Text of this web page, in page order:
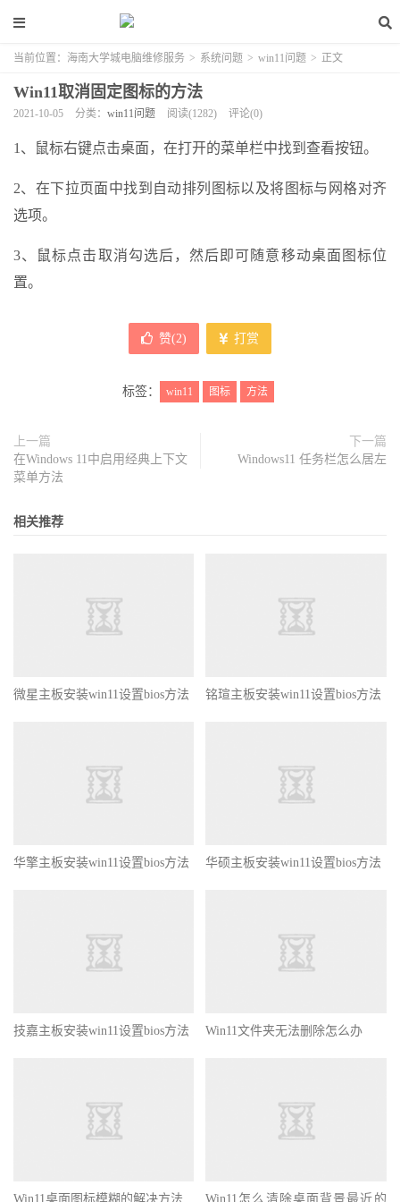
当前位置： 海南大学城电脑维修服务 > 系统问题 > win11问题 > 正文
Win11取消固定图标的方法
2021-10-05 分类： win11问题 阅读(1282) 评论(0)
1、鼠标右键点击桌面，在打开的菜单栏中找到查看按钮。
2、在下拉页面中找到自动排列图标以及将图标与网格对齐
选项。
3、鼠标点击取消勾选后，然后即可随意移动桌面图标位
置。
赞(2) 打赏
标签： win11 图标 方法
上一篇
在Windows 11中启用经典上下文
菜单方法
下一篇
Windows11 任务栏怎么居左
相关推荐
微星主板安装win11设置bios方法 铭瑄主板安装win11设置bios方法
华擎主板安装win11设置bios方法 华硕主板安装win11设置bios方法
技嘉主板安装win11设置bios方法 Win11文件夹无法删除怎么办
Win11桌面图标模糊的解决方法 Win11怎么清除桌面背景最近的